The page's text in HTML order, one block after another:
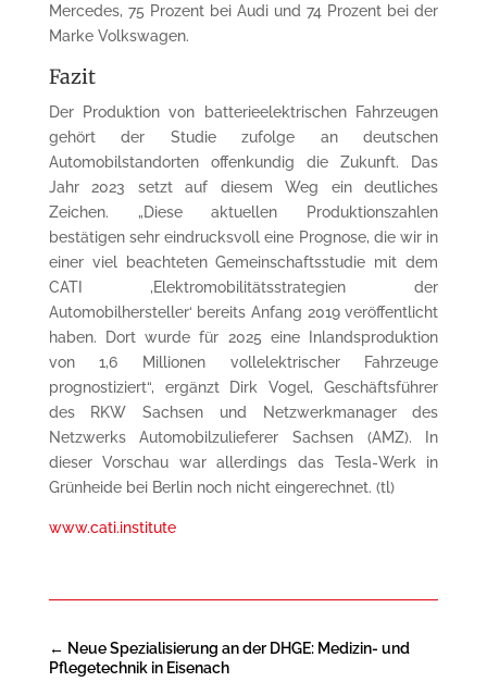
Mercedes, 75 Prozent bei Audi und 74 Prozent bei der
Marke Volkswagen.
Fazit
Der Produktion von batterieelektrischen Fahrzeugen
gehört der Studie zufolge an deutschen
Automobilstandorten offenkundig die Zukunft. Das
Jahr 2023 setzt auf diesem Weg ein deutliches
Zeichen. „Diese aktuellen Produktionszahlen
bestätigen sehr eindrucksvoll eine Prognose, die wir in
einer viel beachteten Gemeinschaftsstudie mit dem
CATI ‚Elektromobilitätsstrategien der
Automobilhersteller‘ bereits Anfang 2019 veröffentlicht
haben. Dort wurde für 2025 eine Inlandsproduktion
von 1,6 Millionen vollelektrischer Fahrzeuge
prognostiziert“, ergänzt Dirk Vogel, Geschäftsführer
des RKW Sachsen und Netzwerkmanager des
Netzwerks Automobilzulieferer Sachsen (AMZ). In
dieser Vorschau war allerdings das Tesla-Werk in
Grünheide bei Berlin noch nicht eingerechnet. (tl)
www.cati.institute
← Neue Spezialisierung an der DHGE: Medizin- und
Pflegetechnik in Eisenach